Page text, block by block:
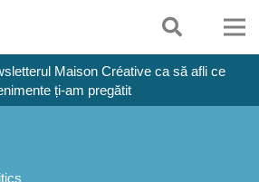
Maison Créative ca să afli ce
ți-am pregătit